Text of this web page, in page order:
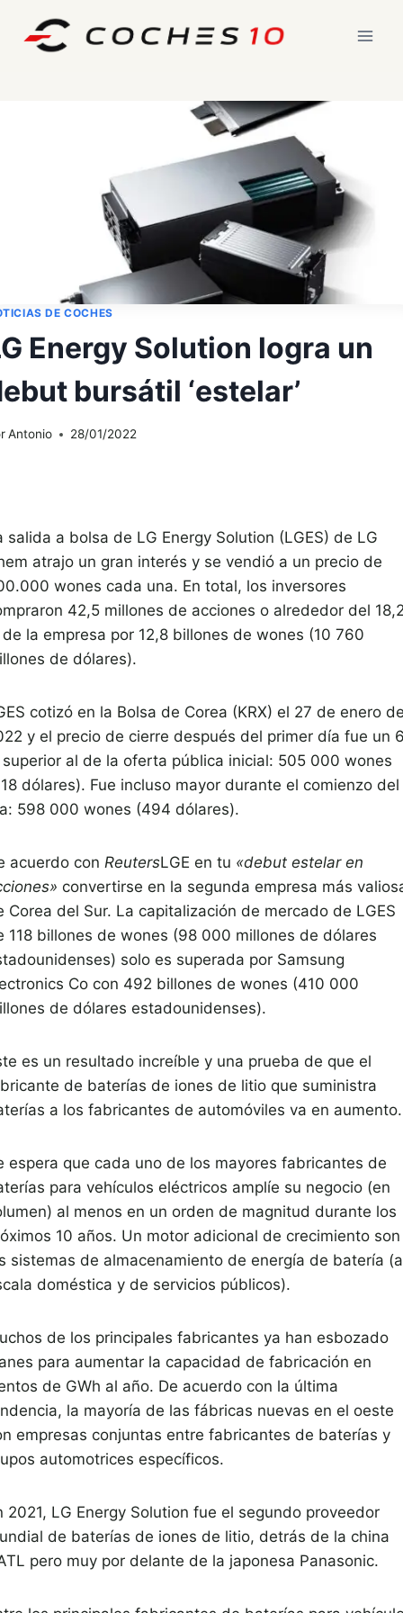
DE COCHES
Energy Solution logra un
bursátil ‘estelar’
Antonio 28/01/2022
salida a bolsa de LG Energy Solution (LGES) de LG
atrajo un gran interés y se vendió a un precio de
wones cada una. En total, los inversores
42,5 millones de acciones o alrededor del
de la empresa por 12,8 billones de wones (10 760
de dólares).
cotizó en la Bolsa de Corea (KRX) el 27 de enero
y el precio de cierre después del primer día fue un
superior al de la oferta pública inicial: 505 000 wones
dólares). Fue incluso mayor durante el comienzo del
598 000 wones (494 dólares).
acuerdo con ReutersLGE en tu «debut estelar en
convertirse en la segunda empresa más
Corea del Sur. La capitalización de mercado de LGES
118 billones de wones (98 000 millones de dólares
solo es superada por Samsung
Co con 492 billones de wones (410 000
de dólares estadounidenses).
es un resultado increíble y una prueba de que el
de baterías de iones de litio que suministra
a los fabricantes de automóviles va en aumento.
espera que cada uno de los mayores fabricantes de
para vehículos eléctricos amplíe su negocio (en
al menos en un orden de magnitud durante los
10 años. Un motor adicional de crecimiento son
sistemas de almacenamiento de energía de batería (a
doméstica y de servicios públicos).
de los principales fabricantes ya han esbozado
para aumentar la capacidad de fabricación en
de GWh al año. De acuerdo con la última
la mayoría de las fábricas nuevas en el oeste
empresas conjuntas entre fabricantes de baterías y
automotrices específicos.
2021, LG Energy Solution fue el segundo proveedor
de baterías de iones de litio, detrás de la china
pero muy por delante de la japonesa Panasonic.